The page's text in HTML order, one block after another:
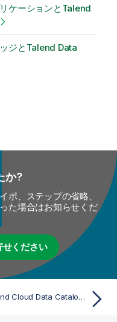
ケーションとTalend
ジとTalend Data
か?
ポ、ステップの省略、
た場合はお知らせくだ
せください
Talend Cloud Data CatalogアプリケーションとTalend Data Catalogアプリケーション